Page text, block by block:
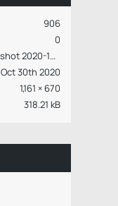
906
0
Screenshot 2020-10-30 101042.jpg
Oct 30th 2020
1,161 × 670
318.21 kB